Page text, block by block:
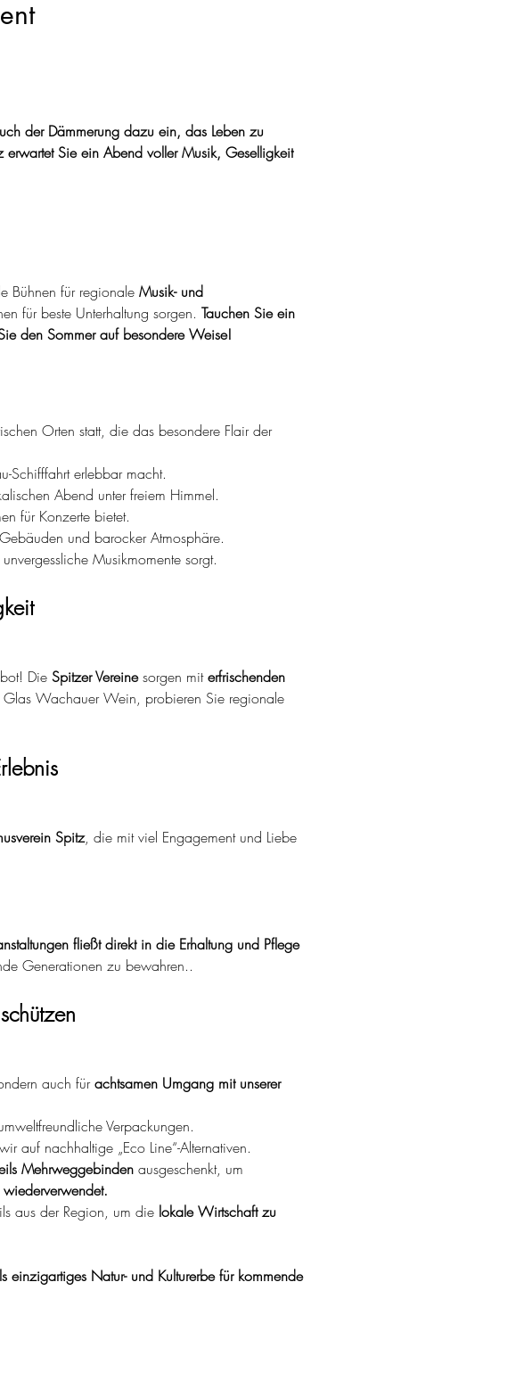
der Dämmerung dazu ein, das Leben zu
erwartet Sie ein Abend voller Musik, Geselligkeit
Bühnen für regionale Musik- und
für beste Unterhaltung sorgen. Tauchen Sie ein
den Sommer auf besondere Weise!
Orten statt, die das besondere Flair der
Schifffahrt erlebbar macht.
Abend unter freiem Himmel.
für Konzerte bietet.
und barocker Atmosphäre.
Musikmomente sorgt.
Die Spitzer Vereine sorgen mit erfrischenden
Wachauer Wein, probieren Sie regionale
Spitz, die mit viel Engagement und Liebe
fließt direkt in die Erhaltung und Pflege
Generationen zu bewahren..
auch für achtsamen Umgang mit unserer
Verpackungen.
auf nachhaltige „Eco Line“-Alternativen.
Mehrweggebinden ausgeschenkt, um
aus der Region, um die lokale Wirtschaft zu
einzigartiges Natur- und Kulturerbe für kommende